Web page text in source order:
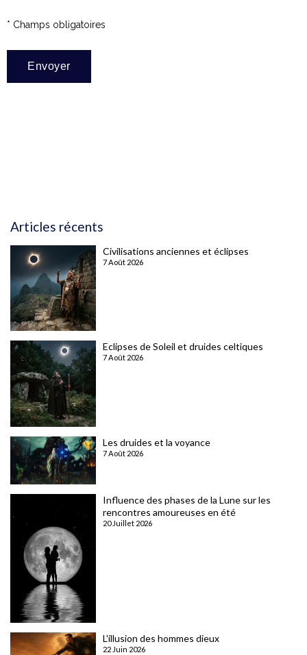
* Champs obligatoires
Articles récents
Civilisations anciennes et éclipses
7 Août 2026
Eclipses de Soleil et druides celtiques
7 Août 2026
Les druides et la voyance
7 Août 2026
Influence des phases de la Lune sur les
rencontres amoureuses en été
20 Juillet 2026
L'illusion des hommes dieux
22 Juin 2026